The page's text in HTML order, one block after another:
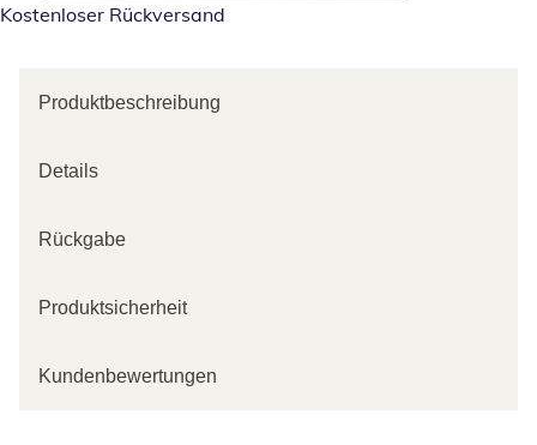
Kostenloser Rückversand
Produktbeschreibung
Details
Rückgabe
Produktsicherheit
Kundenbewertungen